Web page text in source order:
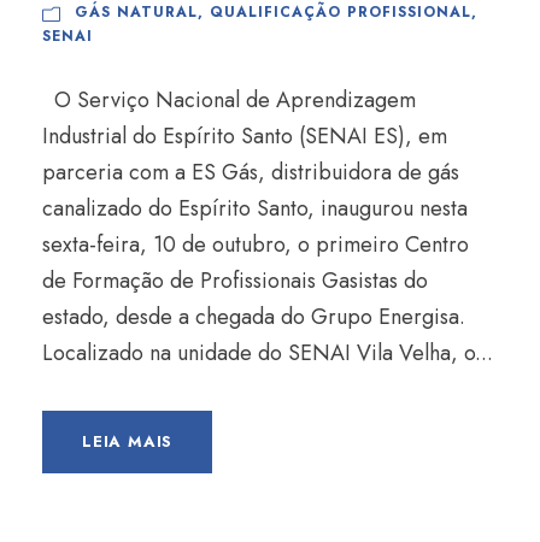
GÁS NATURAL, QUALIFICAÇÃO PROFISSIONAL,
SENAI
O Serviço Nacional de Aprendizagem
Industrial do Espírito Santo (SENAI ES), em
parceria com a ES Gás, distribuidora de gás
canalizado do Espírito Santo, inaugurou nesta
sexta-feira, 10 de outubro, o primeiro Centro
de Formação de Profissionais Gasistas do
estado, desde a chegada do Grupo Energisa.
Localizado na unidade do SENAI Vila Velha, o...
LEIA MAIS